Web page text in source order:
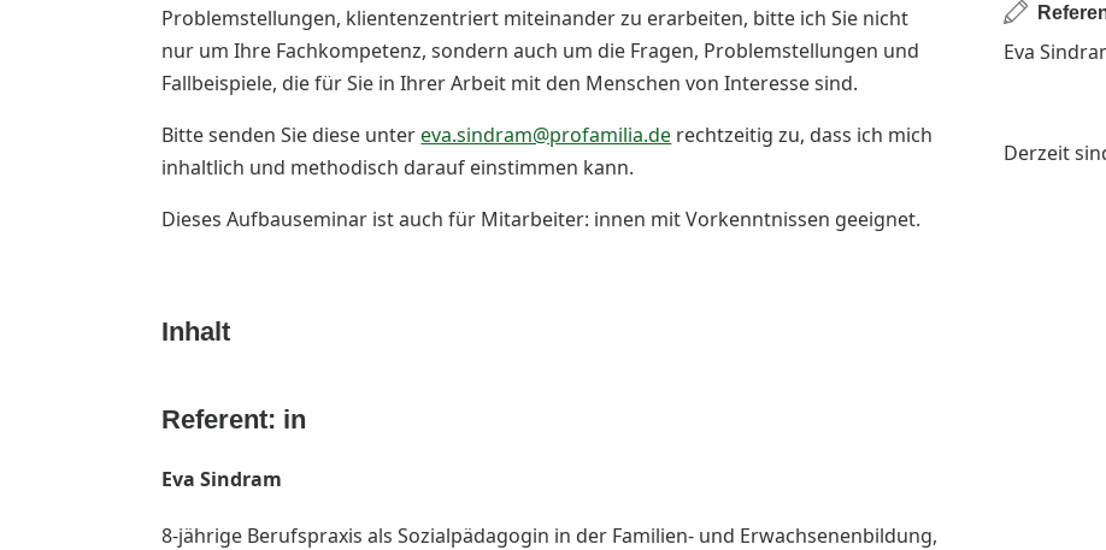
Problemstellungen, klientenzentriert miteinander zu erarbeiten, bitte ich Sie nicht
nur um Ihre Fachkompetenz, sondern auch um die Fragen, Problemstellungen und
Fallbeispiele, die für Sie in Ihrer Arbeit mit den Menschen von Interesse sind.
Bitte senden Sie diese untereva.sindram@profamilia.de rechtzeitig zu, dass ich mich
inhaltlich und methodisch darauf einstimmen kann.
Dieses Aufbauseminar ist auch für Mitarbeiter: innen mit Vorkenntnissen geeignet.
Inhalt
Referent: in
Eva Sindram
8-jährige Berufspraxis als Sozialpädagogin in der Familien- und Erwachsenenbildung,
Eva
Derzeit